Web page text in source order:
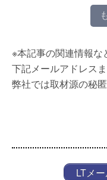
※本記事の関連情報
下記メールアドレス
弊社では取材源の秘
LTメ